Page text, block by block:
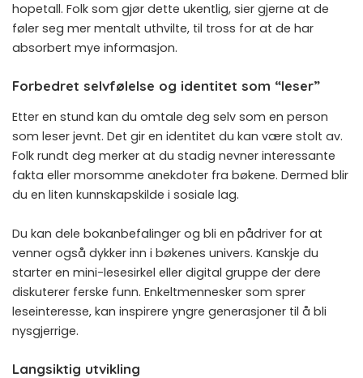
hopetall. Folk som gjør dette ukentlig, sier gjerne at de
føler seg mer mentalt uthvilte, til tross for at de har
absorbert mye informasjon.
Forbedret selvfølelse og identitet som “leser”
Etter en stund kan du omtale deg selv som en person
som leser jevnt. Det gir en identitet du kan være stolt av.
Folk rundt deg merker at du stadig nevner interessante
fakta eller morsomme anekdoter fra bøkene. Dermed blir
du en liten kunnskapskilde i sosiale lag.
Du kan dele bokanbefalinger og bli en pådriver for at
venner også dykker inn i bøkenes univers. Kanskje du
starter en mini-lesesirkel eller digital gruppe der dere
diskuterer ferske funn. Enkeltmennesker som sprer
leseinteresse, kan inspirere yngre generasjoner til å bli
nysgjerrige.
Langsiktig utvikling